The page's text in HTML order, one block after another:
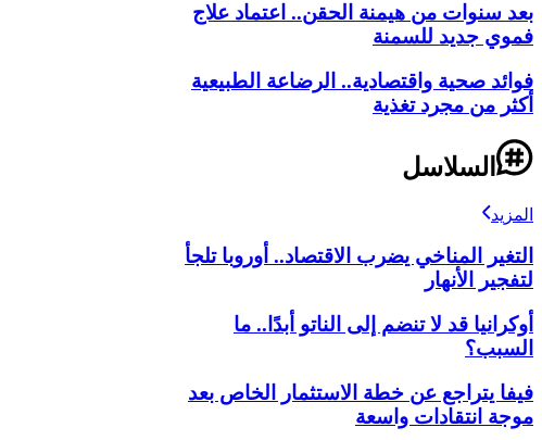
بعد سنوات من هيمنة الحقن.. اعتماد علاج
فموي جديد للسمنة
فوائد صحية واقتصادية.. الرضاعة الطبيعية
أكثر من مجرد تغذية
السلاسل
المزيد
التغير المناخي يضرب الاقتصاد.. أوروبا تلجأ
لتفجير الأنهار
أوكرانيا قد لا تنضم إلى الناتو أبدًا.. ما
السبب؟
فيفا يتراجع عن خطة الاستثمار الخاص بعد
موجة انتقادات واسعة